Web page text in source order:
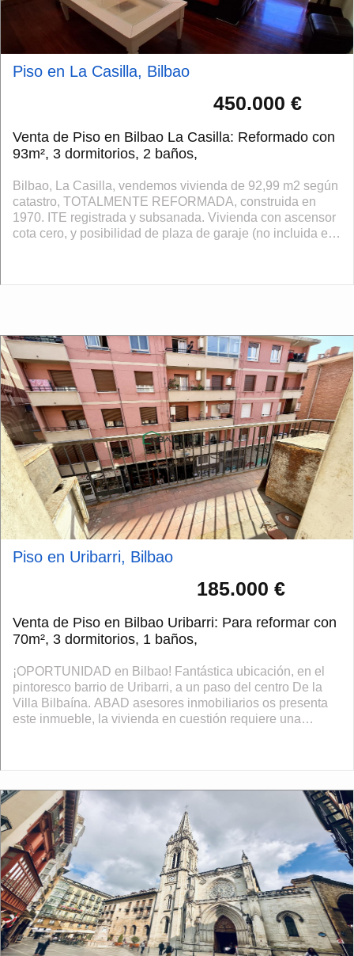
Piso en La Casilla, Bilbao
450.000 €
Venta de Piso en Bilbao La Casilla: Reformado con
93m², 3 dormitorios, 2 baños,
Bilbao, La Casilla, vendemos vivienda de 92,99 m2 según
catastro, TOTALMENTE REFORMADA, construida en
1970. ITE registrada y subsanada. Vivienda con ascensor
cota cero, y posibilidad de plaza de garaje (no incluida en
Piso en Uribarri, Bilbao
185.000 €
Venta de Piso en Bilbao Uribarri: Para reformar con
70m², 3 dormitorios, 1 baños,
¡OPORTUNIDAD en Bilbao! Fantástica ubicación, en el
pintoresco barrio de Uribarri, a un paso del centro De la
Villa Bilbaína. ABAD asesores inmobiliarios os presenta
este inmueble, la vivienda en cuestión requiere una